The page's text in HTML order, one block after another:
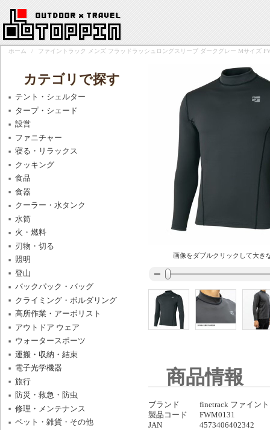
ホーム / ファイントラック メンズ フラッドラッシュロングスリーブ ダークグレー Mサイズ
画像をダブルクリックして大き
商品情報
ブランド
finetrack ファイン
製品コード
FWM0131
JAN
4573406402342
カテゴリで探す
テント・シェルター
タープ・シェード
設営
ファニチャー
寝る・リラックス
クッキング
食品
食器
クーラー・水タンク
水筒
火・燃料
刃物・切る
照明
登山
バックパック・バッグ
クライミング・ボルダリング
高所作業・アーボリスト
アウトドア ウェア
ウォータースポーツ
運搬・収納・結束
電子光学機器
旅行
防災・救急・防虫
修理・メンテナンス
ペット・雑貨・その他